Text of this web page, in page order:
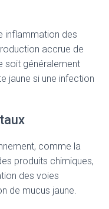
inflammation des
accrue de
soit généralement
jaune si une infection
comme la
produits chimiques,
des voies
de mucus jaune.